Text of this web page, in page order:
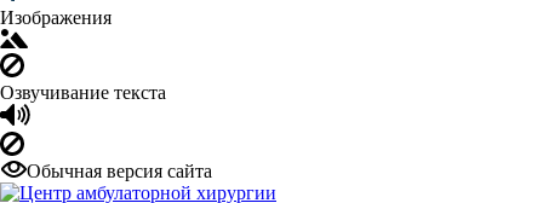
Изображения
Озвучивание текста
Обычная версия сайта